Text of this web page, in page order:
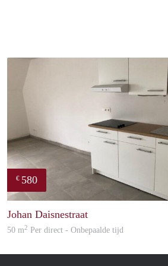
€ 580
Johan Daisnestraat
50 m2 Per direct - Onbepaalde tijd